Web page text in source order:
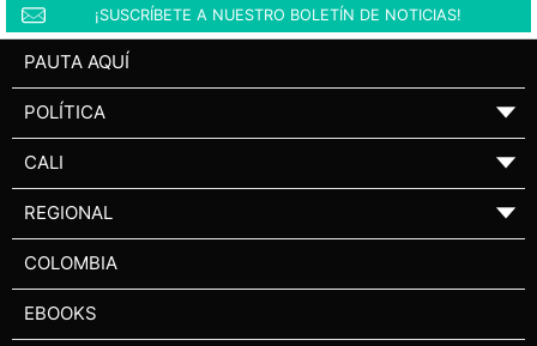
¡SUSCRÍBETE A NUESTRO BOLETÍN DE NOTICIAS!
PAUTA AQUÍ
POLÍTICA ▼
CALI ▼
REGIONAL ▼
COLOMBIA
EBOOKS